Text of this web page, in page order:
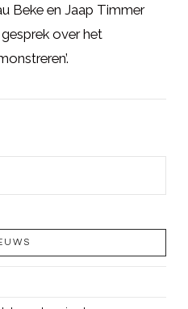
Beke en Jaap Timmer
over het